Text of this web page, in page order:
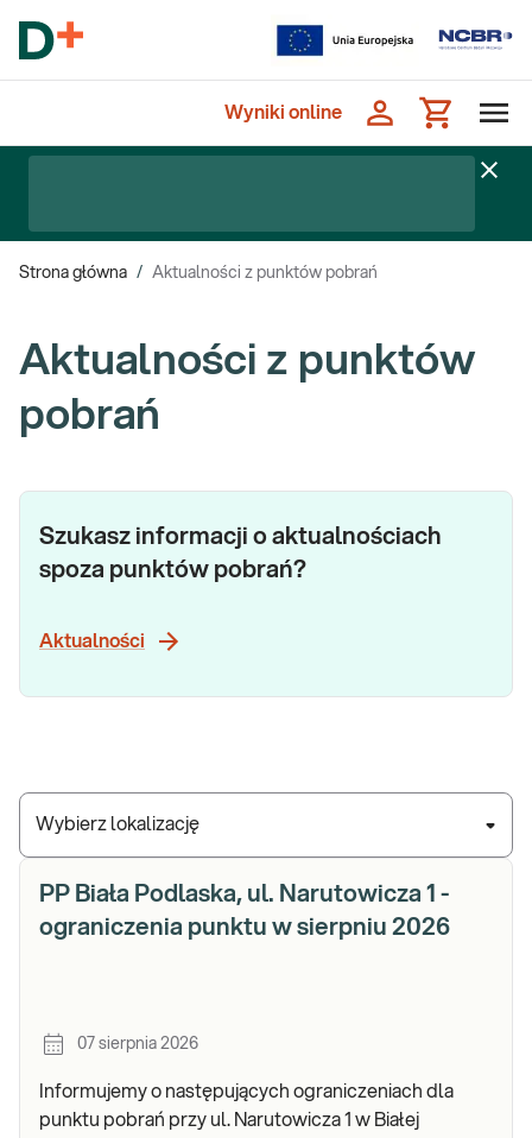
Wyniki online
Strona główna / Aktualności z punktów pobrań
Aktualności z punktów
pobrań
Wybierz lokalizację
Szukasz informacji o aktualnościach
spoza punktów pobrań?
Aktualności
PP Biała Podlaska, ul. Narutowicza 1 -
ograniczenia punktu w sierpniu 2026
07 sierpnia 2026
Informujemy o następujących ograniczeniach dla
punktu pobrań przy ul. Narutowicza 1 w Białej